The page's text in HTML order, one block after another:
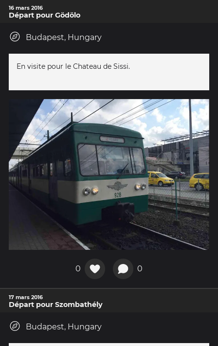
16 mars 2016
Départ pour Gödölo
Budapest, Hungary
En visite pour le Chateau de Sissi.
0 0
17 mars 2016
Départ pour Szombathély
Budapest, Hungary